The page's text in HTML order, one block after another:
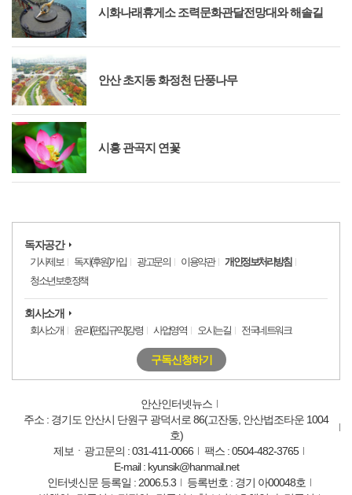
시화나래휴게소 조력문화관달전망대와 해솔길
안산 초지동 화정천 단풍나무
시흥 관곡지 연꽃
독자공간
기사제보 독자(후원)가입 광고문의 이용약관
개인정보처리방침
청소년보호정책
회사소개
회사소개 윤리(편집규약)강령 사업영역 오시는길 전국네트워크
구독신청하기
안산인터넷뉴스
주소 : 경기도 안산시 단원구 광덕서로 86(고잔동, 안산법조타운 1004
호)
제보ㆍ광고문의 : 031-411-0066
팩스 : 0504-482-3765
E-mail : kyunsik@hanmail.net
인터넷신문 등록일 : 2006.5.3
등록번호 : 경기 아00048호